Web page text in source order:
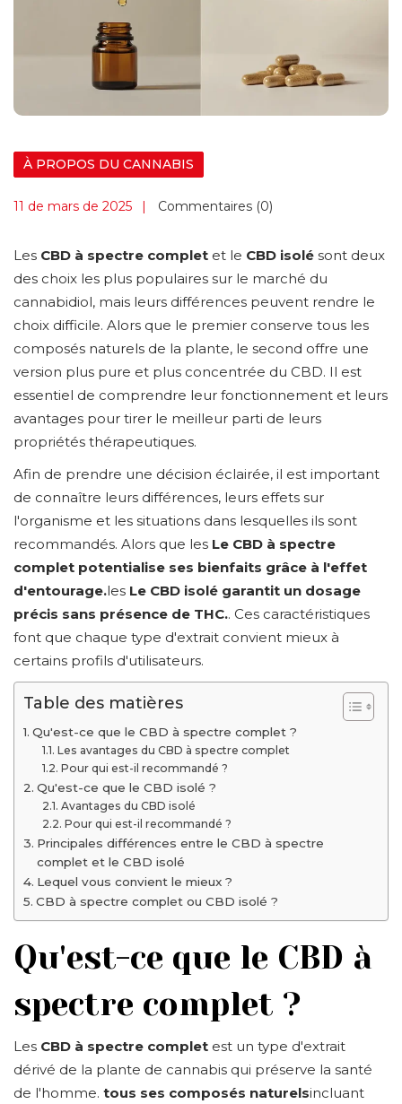
À PROPOS DU CANNABIS
11 de mars de 2025 Commentaires (0)
Les CBD à spectre complet et le CBD isolé sont deux
des choix les plus populaires sur le marché du
cannabidiol, mais leurs différences peuvent rendre le
choix difficile. Alors que le premier conserve tous les
composés naturels de la plante, le second offre une
version plus pure et plus concentrée du CBD. Il est
essentiel de comprendre leur fonctionnement et leurs
avantages pour tirer le meilleur parti de leurs
propriétés thérapeutiques.
Afin de prendre une décision éclairée, il est important
de connaître leurs différences, leurs effets sur
l'organisme et les situations dans lesquelles ils sont
recommandés. Alors que les Le CBD à spectre
complet potentialise ses bienfaits grâce à l'effet
d'entourage.les Le CBD isolé garantit un dosage
précis sans présence de THC.. Ces caractéristiques
font que chaque type d'extrait convient mieux à
certains profils d'utilisateurs.
Table des matières
Qu'est-ce que le CBD à spectre complet ?
Les avantages du CBD à spectre complet
Pour qui est-il recommandé ?
Qu'est-ce que le CBD isolé ?
Avantages du CBD isolé
Pour qui est-il recommandé ?
Principales différences entre le CBD à spectre
complet et le CBD isolé
Lequel vous convient le mieux ?
CBD à spectre complet ou CBD isolé ?
Qu'est-ce que le CBD à
spectre complet ?
Les CBD à spectre complet est un type d'extrait
dérivé de la plante de cannabis qui préserve la santé
de l'homme. tous ses composés naturelsincluant